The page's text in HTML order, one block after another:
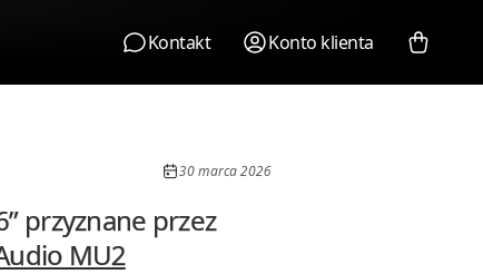
Kontakt Konto klienta
30 marca 2026
przyznane przez
MU2